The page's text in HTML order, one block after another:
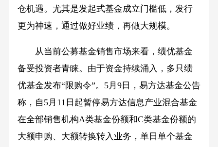
仓机遇。尤其是发起式基金成立门槛低，发行
更为神速，通过做好业绩，再做大规模。
从当前公募基金销售市场来看，绩优基金
备受投资者青睐。由于资金持续涌入，多只绩
优基金发布“限购令”。5月9日，易方达基金公告
称，自5月11日起暂停易方达信息产业混合基金
在全部销售机构A类基金份额和C类基金份额的
大额申购、大额转换转入业务，单日单个基金